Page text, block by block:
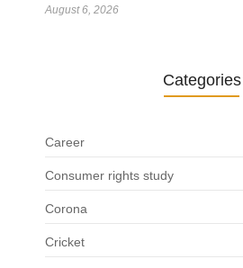
August 6, 2026
Categories
Career
Consumer rights study
Corona
Cricket